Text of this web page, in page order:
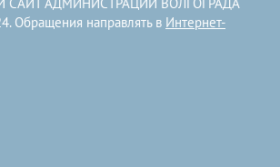
Обращения направлять в Интернет-